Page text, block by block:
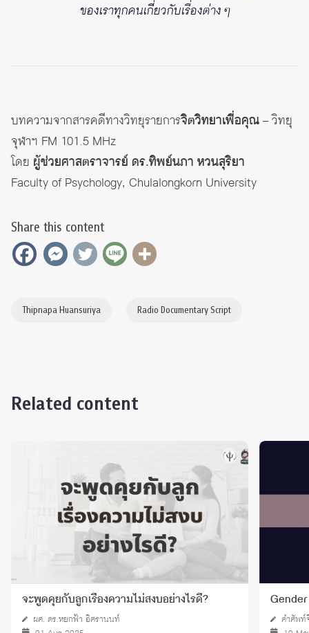
ของเราทุกคนเกี่ยวกับเรื่องต่าง ๆ
บทความจากสารคดีทางวิทยุรายการจิตวิทยาเพื่อคุณ– วิทยุ
จุฬาฯ FM 101.5 MHz
โดย ผู้ช่วยศาสตราจารย์ ดร.ทิพย์นภา หวนสุริยา
Faculty of Psychology, Chulalongkorn University
Share this content
Thipnapa Huansuriya Radio Documentary Script
Related content
จะพูดคุยกับลูกเรื่องความไม่สงบอย่างไรดี?
ผศ. ดร.หยกฟ้า อิศรานนท์
คำศัพท์